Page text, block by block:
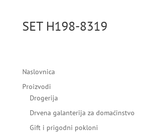
SET H198-8319
Naslovnica
Proizvodi
Drogerija
Drvena galanterija za domaćinstvo
Gift i prigodni pokloni